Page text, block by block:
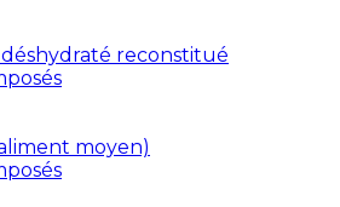
reconstitué
moyen)